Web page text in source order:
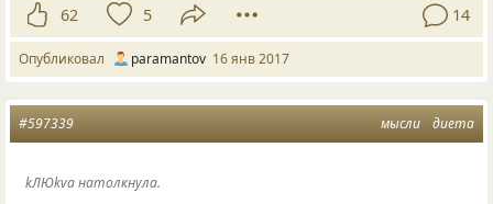
62 5 14
Опубликовал paramantov 16 янв 2017
мысли диета
#597339
kЛЮkva натолкнула.